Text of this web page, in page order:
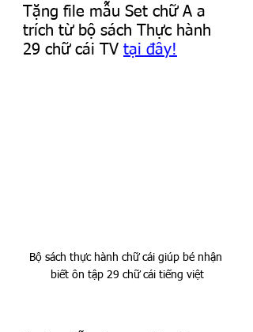
Tặng file mẫu Set chữ A a
trích từ bộ sách Thực hành
29 chữ cái TV tại đây!
Bộ sách thực hành chữ cái giúp bé nhận
biết ôn tập 29 chữ cái tiếng việt